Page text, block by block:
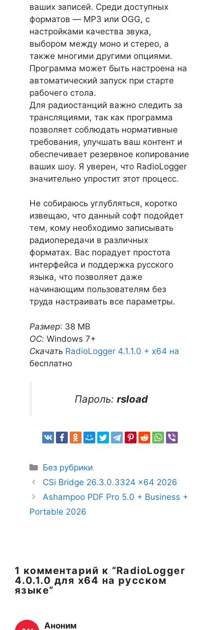
ваших записей. Среди доступных
форматов — MP3 или OGG, с
настройками качества звука,
выбором между моно и стерео, а
также многими другими опциями.
Программа может быть настроена на
автоматический запуск при старте
рабочего стола.
Для радиостанций важно следить за
трансляциями, так как программа
позволяет соблюдать нормативные
требования, улучшать ваш контент и
обеспечивает резервное копирование
ваших шоу. Я уверен, что RadioLogger
значительно упростит этот процесс.
Не собираюсь углубляться, коротко
извещаю, что данный софт подойдет
тем, кому необходимо записывать
радиопередачи в различных
форматах. Вас порадует простота
интерфейса и поддержка русского
языка, что позволяет даже
начинающим пользователям без
труда настраивать все параметры.
Размер: 38 MB
ОС: Windows 7+
Скачать RadioLogger 4.1.1.0 + x64 на
бесплатно
Пароль: rsload
Рубрики
Без рубрики
CSi Bridge 26.3.0.3324 x64 2026
Ashampoo PDF Pro 5.0 + Business +
Portable 2026
1 комментарий к “RadioLogger
4.0.1.0 для x64 на русском
языке”
Аноним